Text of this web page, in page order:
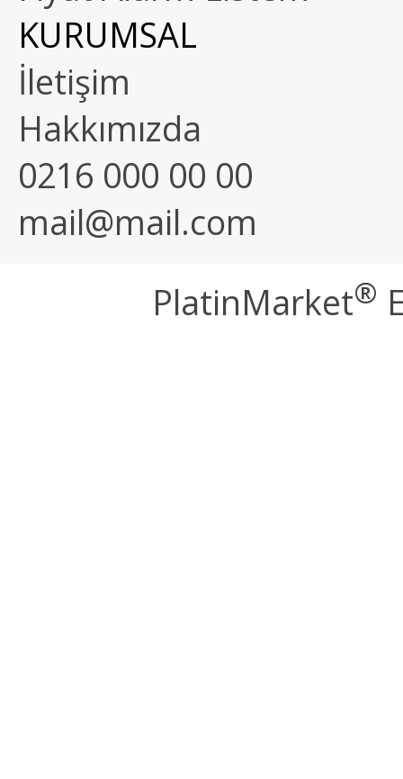
KURUMSAL
İletişim
Hakkımızda
0216 000 00 00
mail@mail.com
PlatinMarket®